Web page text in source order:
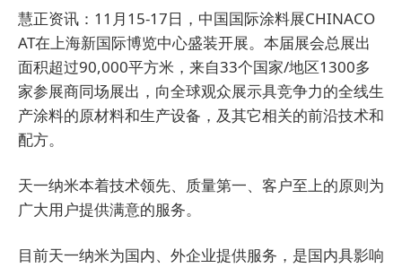
慧正资讯：11月15-17日，中国国际涂料展CHINACO
AT在上海新国际博览中心盛装开展。本届展会总展出
面积超过90,000平方米，来自33个国家/地区1300多
家参展商同场展出，向全球观众展示具竞争力的全线生
产涂料的原材料和生产设备，及其它相关的前沿技术和
配方。
天一纳米本着技术领先、质量第一、客户至上的原则为
广大用户提供满意的服务。
目前天一纳米为国内、外企业提供服务，是国内具影响